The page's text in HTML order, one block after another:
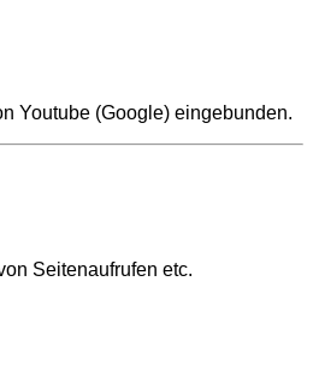
Youtube (Google) eingebunden.
Seitenaufrufen etc.